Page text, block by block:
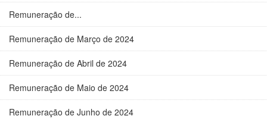
Remuneração de...
Remuneração de Março de 2024
Remuneração de Abril de 2024
Remuneração de Maio de 2024
Remuneração de Junho de 2024